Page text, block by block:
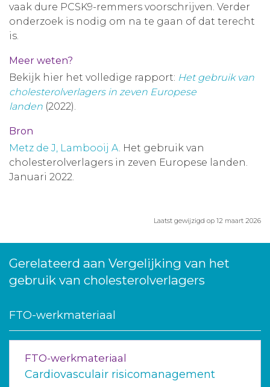
vaak dure PCSK9-remmers voorschrijven. Verder
onderzoek is nodig om na te gaan of dat terecht
is.
Meer weten?
Bekijk hier het volledige rapport: Het gebruik van
cholesterolverlagers in zeven Europese
landen (2022).
Bron
Metz de J, Lambooij A. Het gebruik van
cholesterolverlagers in zeven Europese landen.
Januari 2022.
Laatst gewijzigd op 12 maart 2026
Gerelateerd aan Vergelijking van het
gebruik van cholesterolverlagers
FTO-werkmateriaal
FTO-werkmateriaal
Cardiovasculair risicomanagement